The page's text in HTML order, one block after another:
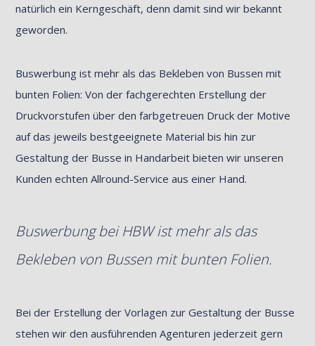
natürlich ein Kerngeschäft, denn damit sind wir bekannt
geworden.
Buswerbung ist mehr als das Bekleben von Bussen mit
bunten Folien: Von der fachgerechten Erstellung der
Druckvorstufen über den farbgetreuen Druck der Motive
auf das jeweils bestgeeignete Material bis hin zur
Gestaltung der Busse in Handarbeit bieten wir unseren
Kunden echten Allround-Service aus einer Hand.
Buswerbung bei HBW ist mehr als das
Bekleben von Bussen mit bunten Folien.
Bei der Erstellung der Vorlagen zur Gestaltung der Busse
stehen wir den ausführenden Agenturen jederzeit gern